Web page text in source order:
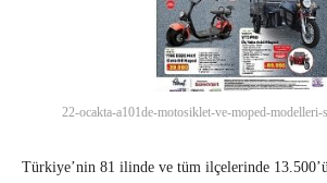
22-ocakta-a101de-motosiklet-ve-moped-modelleri-
Türkiye’nin 81 ilinde ve tüm ilçelerinde